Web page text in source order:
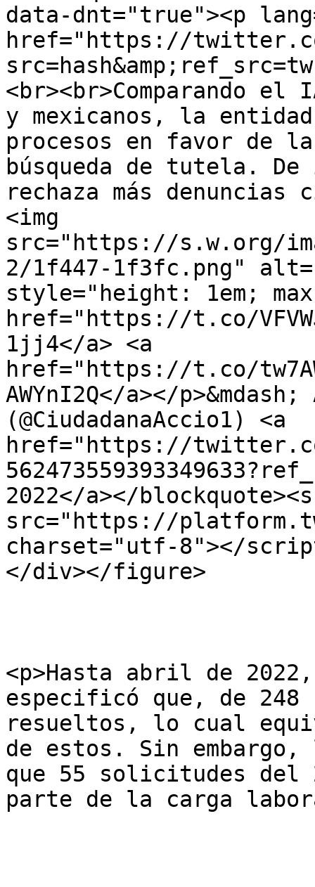
data-dnt="true"><p
href="https://
<br><br>Comparando
y mexicanos, la entidad
procesos en favor de
búsqueda de tutela.
rechaza más denuncias
<img
src="https://s.w.org/
2/1f447-1f3fc.png"
style="height: 1em;
href="https://t.co/
1jj4</a> <a
href="https://t.co/
AWYnI2Q</a></
(@CiudadanaAccio1) <a
href="https://
2022</a></
src="https://
charset="utf-8"></
</div></figure>
<p>Hasta abril de
especificó que, de 248
resueltos, lo cual
de estos. Sin embargo,
que 55 solicitudes del
parte de la carga